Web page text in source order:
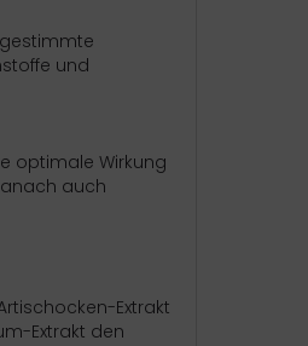
und
optimale Wirkung
auch
Extrakt
Extrakt den